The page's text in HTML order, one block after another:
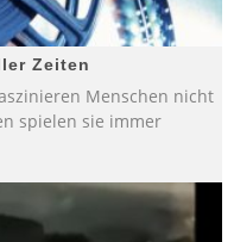
Zeiten
Menschen nicht
spielen sie immer